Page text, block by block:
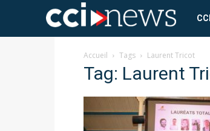
CCI
News
CCI
Accueil Tags Laurent Tricot
Tag: Laurent